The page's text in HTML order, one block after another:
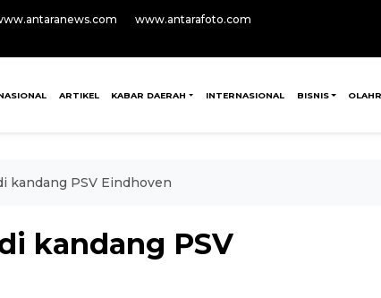
www.antarafoto.com
ARTIKEL KABAR DAERAH INTERNASIONAL BISNIS
kandang PSV Eindhoven
kandang PSV